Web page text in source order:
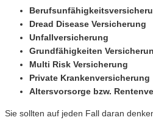
Dread Disease Versicherung
Unfallversicherung
Grundfähigkeiten
Multi Risk Versicherung
Private Krankenversicherung
Altersvorsorge bzw.
Sie sollten auf jeden Fall daran